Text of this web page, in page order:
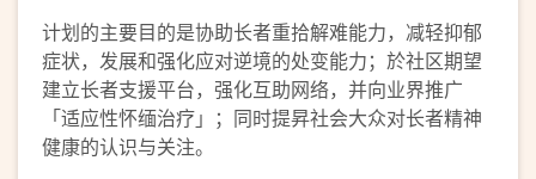
计划的主要目的是协助长者重拾解难能力，减轻抑郁
症状，发展和强化应对逆境的处变能力；於社区期望
建立长者支援平台，强化互助网络，并向业界推广
「适应性怀缅治疗」；同时提昇社会大众对长者精神
健康的认识与关注。